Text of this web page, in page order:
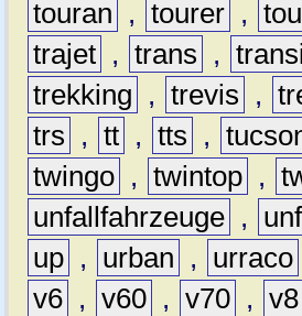
touran , tourer ,
trajet , trans ,
trekking
, trevis ,
trs
, tt , tts ,
twingo , twintop ,
unfallfahrzeuge ,
up , urban , urraco
v6 , v60 , v70 , v8